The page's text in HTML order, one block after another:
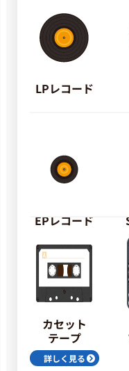
LPレコード
EPレコード
カセット
テープ
詳しく見る